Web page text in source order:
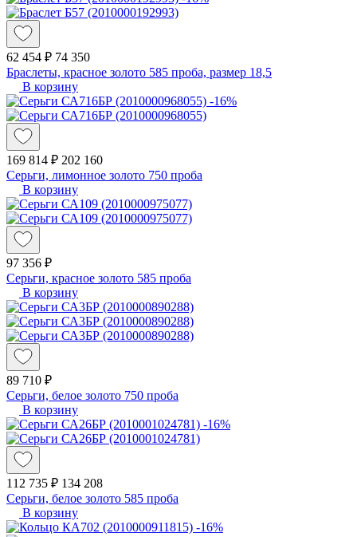
62 454 ₽ 74 350
Браслеты, красное золото 585 проба, размер 18,5
В корзину
-16%
169 814 ₽ 202 160
Серьги, лимонное золото 750 проба
В корзину
97 356 ₽
Серьги, красное золото 585 проба
В корзину
89 710 ₽
Серьги, белое золото 750 проба
В корзину
-16%
112 735 ₽ 134 208
Серьги, белое золото 585 проба
В корзину
-16%